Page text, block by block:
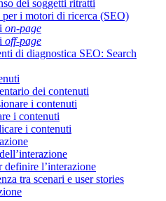
dei soggetti ritratti
i motori di ricerca (SEO)
on-page
off-page
di diagnostica SEO: Search
dei contenuti
i contenuti
i contenuti
i contenuti
definire l’interazione
tra scenari e user stories